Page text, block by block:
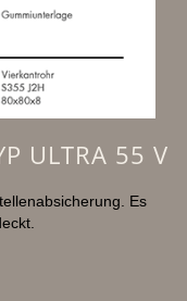
ULTRA 55 V
Es